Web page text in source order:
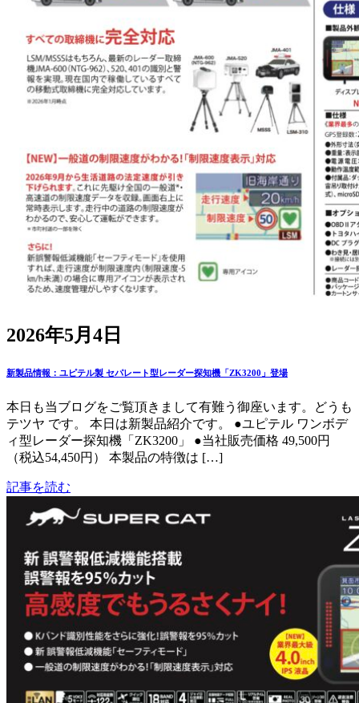
2026年5月4日
新製品情報：ユピテル製 セパレート型レーダー探知機「ZK3200」登場
本日も当ブログをご覧頂きまして有難う御座います。どうも
テツヤ です。 本日は新製品紹介です。 ●ユピテル ワンボデ
ィ型レーダー探知機「ZK3200」 ●当社販売価格 49,500円
（税込54,450円） 本製品の特徴は […]
記事を読む